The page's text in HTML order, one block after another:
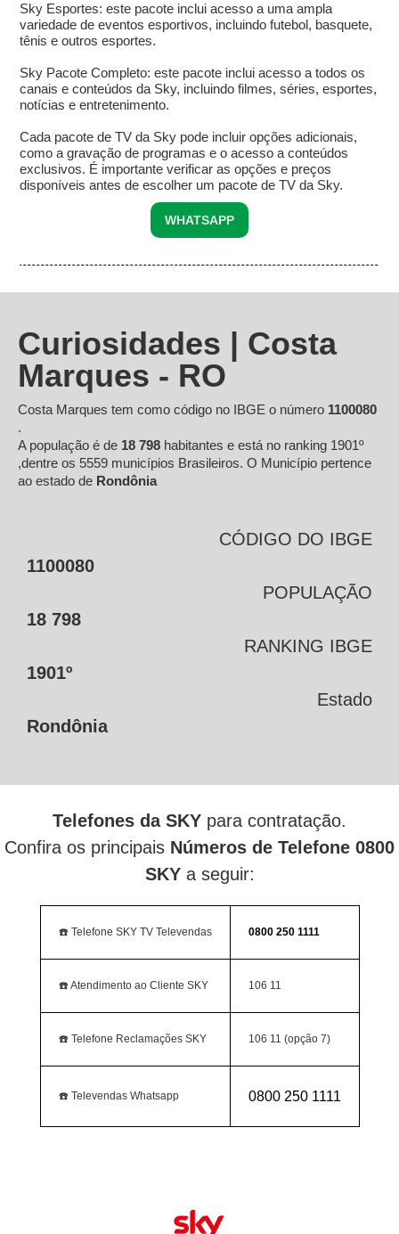
Sky Esportes: este pacote inclui acesso a uma ampla
variedade de eventos esportivos, incluindo futebol, basquete,
tênis e outros esportes.
Sky Pacote Completo: este pacote inclui acesso a todos os
canais e conteúdos da Sky, incluindo filmes, séries, esportes,
notícias e entretenimento.
Cada pacote de TV da Sky pode incluir opções adicionais,
como a gravação de programas e o acesso a conteúdos
exclusivos. É importante verificar as opções e preços
disponíveis antes de escolher um pacote de TV da Sky.
WHATSAPP
Curiosidades | Costa
Marques - RO
Costa Marques tem como código no IBGE o número 1100080
.
A população é de 18 798 habitantes e está no ranking 1901º
,dentre os 5559 municípios Brasileiros. O Município pertence
ao estado de Rondônia
CÓDIGO DO IBGE
1100080
POPULAÇÃO
18 798
RANKING IBGE
1901º
Estado
Rondônia
Telefones da SKY para contratação.
Confira os principais Números de Telefone 0800
SKYa seguir:
☎️ Telefone SKY TV Televendas 0800 250 1111
☎️ Atendimento ao Cliente SKY 106 11
☎️ Telefone Reclamações SKY 106 11 (opção 7)
☎️ Televendas Whatsapp 0800 250 1111